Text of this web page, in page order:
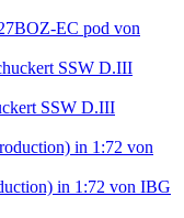
BOZ-EC pod von
SSW D.III
in 1:72 von IBG